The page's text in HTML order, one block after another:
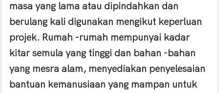
masa yang lama atau dipindahkan dan
berulang kali digunakan mengikut keperluan
projek. Rumah -rumah mempunyai kadar
kitar semula yang tinggi dan bahan -bahan
yang mesra alam, menyediakan penyelesaian
bantuan kemanusiaan yang mampan untuk